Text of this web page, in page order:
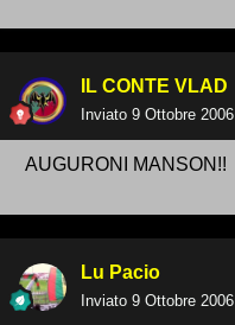
IL CONTE VLAD
Inviato 9 Ottobre 2006
AUGURONI MANSON!!
Lu Pacio
Inviato 9 Ottobre 2006